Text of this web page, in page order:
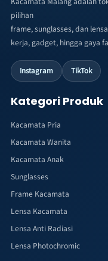
pilihan
frame, sunglasses, dan
kerja, gadget, hingga gaya
Instagram TikTok
Kategori Produk
Kacamata Pria
Kacamata Wanita
Kacamata Anak
Sunglasses
Frame Kacamata
Lensa Kacamata
Lensa Anti Radiasi
Lensa Photochromic